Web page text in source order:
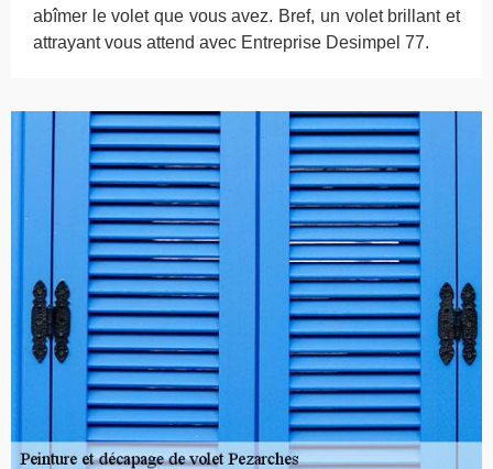
abîmer le volet que vous avez. Bref, un volet brillant et
attrayant vous attend avec Entreprise Desimpel 77.